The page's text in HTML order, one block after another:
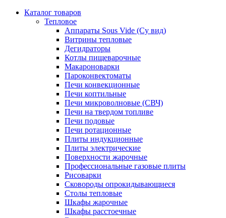
Каталог товаров
Тепловое
Аппараты Sous Vide (Су вид)
Витрины тепловые
Дегидраторы
Котлы пищеварочные
Макароноварки
Пароконвектоматы
Печи конвекционные
Печи коптильные
Печи микроволновые (СВЧ)
Печи на твердом топливе
Печи подовые
Печи ротационные
Плиты индукционные
Плиты электрические
Поверхности жарочные
Профессиональные газовые плиты
Рисоварки
Сковороды опрокидывающиеся
Столы тепловые
Шкафы жарочные
Шкафы расстоечные